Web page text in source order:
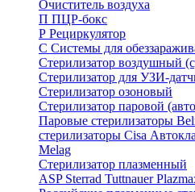
Очиститель воздуха
П ПЦР-бокс
Р Рециркулятор
С Системы для
Стерилизатор воздушный
Стерилизатор для УЗИ-
Стерилизатор озоновый
Стерилизатор паровой
Паровые стерилизаторы
стерилизаторы Cisa
Melag
Стерилизатор плазменный
ASP Sterrad Tuttnauer